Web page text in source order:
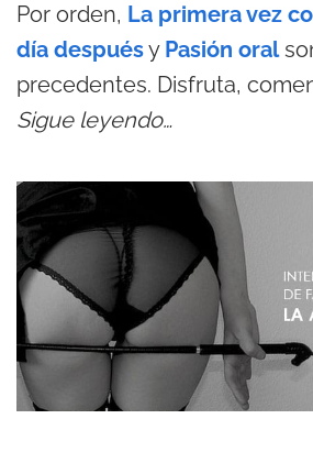
Por orden, La primera vez
día despuésy Pasión oral
precedentes. Disfruta,
Sigue leyendo…